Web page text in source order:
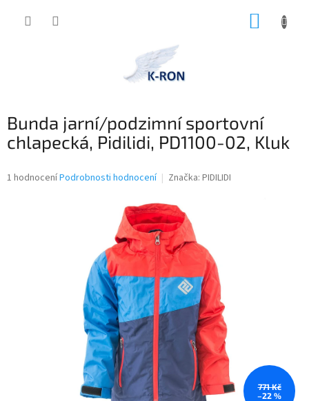
Bunda jarní/podzimní sportovní
chlapecká, Pidilidi, PD1100-02, Kluk
Průměrné
1 hodnoceníPodrobnosti hodnocení Značka: PIDILIDI
771 Kč
–22 %